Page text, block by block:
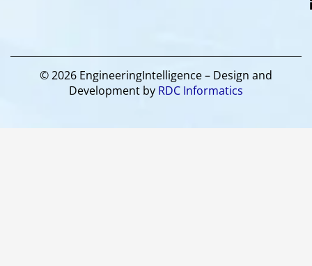
© 2026 EngineeringIntelligence – Design and
Development by RDC Informatics